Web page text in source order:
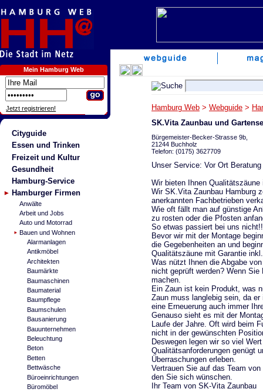
Mein Hamburg Web
Jetzt registrieren!
Cityguide
Essen und Trinken
Freizeit und Kultur
Gesundheit
Hamburg-Service
Hamburger Firmen
Anwälte
Arbeit und Jobs
Auto und Motorrad
Bauen und Wohnen
Alarmanlagen
Antikmöbel
Architekten
Baumärkte
Baumaschinen
Baumaterial
Baumpflege
Baumschulen
Bausanierung
Bauunternehmen
Beleuchtung
Beton
Betten
Bettwäsche
Büroeinrichtungen
Büromöbel
Hamburg Web > Webguide >
SK.Vita Zaunbau und
Bürgemeister-Becker-Strasse 9b,
21244 Buchholz
Telefon: (0175) 3627709
Unser Service: Vor Ort
Wir bieten Ihnen Qualitätszäune
Wir SK.Vita Zaunbau Hamburg
anerkannten Fachbetrieben
Wie oft fällt man auf günstige
zu rosten oder die Pfosten
So etwas passiert bei uns nicht!!
Bevor wir mit der Montage
die Gegebenheiten an und
Qualitätszäune mit Garantie
Was nützt Ihnen die Abgabe
nicht geprüft werden? Wenn
machen.
Ein Zaun ist kein Produkt, was
Zaun muss langlebig sein, da
eine Erneuerung auch immer
Genauso sieht es mit der
Laufe der Jahre. Oft wird beim
nicht in der gewünschten
Deswegen legen wir so viel
Qualitätsanforderungen genügt
Überraschungen erleben.
Vertrauen Sie auf das Team
den Sie sich wünschen.
Ihr Team von SK-Vita Zaunbau